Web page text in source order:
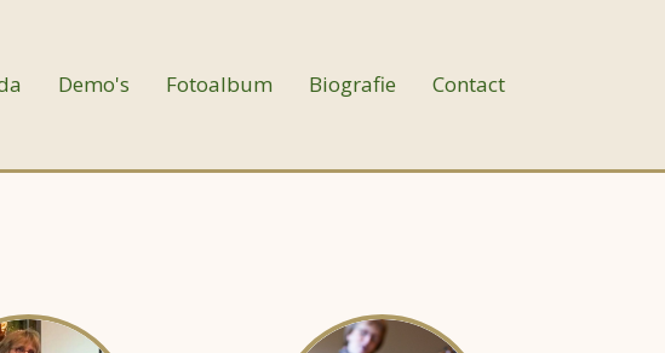
Demo's Fotoalbum Biografie Contact